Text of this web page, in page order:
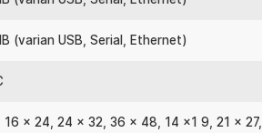
Anda pilih sesuai kebutuhan bisnis.
(varian USB, Serial, Ethernet)
16 x 24, 24 x 32, 36 x 48, 14 x1 9, 21 x 27,